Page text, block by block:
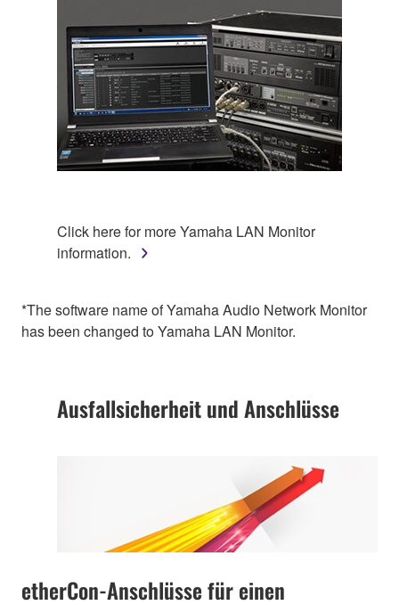
Click here for more Yamaha LAN Monitor
information.
*The software name of Yamaha Audio Network Monitor
has been changed to Yamaha LAN Monitor.
Ausfallsicherheit und Anschlüsse
etherCon-Anschlüsse für einen